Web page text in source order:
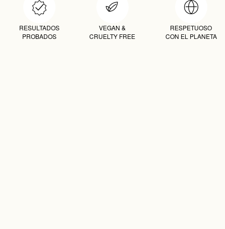
RESULTADOS
PROBADOS
VEGAN &
CRUELTY FREE
RESPETUOSO
CON EL PLANETA